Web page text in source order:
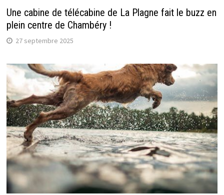
Une cabine de télécabine de La Plagne fait le buzz en
plein centre de Chambéry !
27 septembre 2025